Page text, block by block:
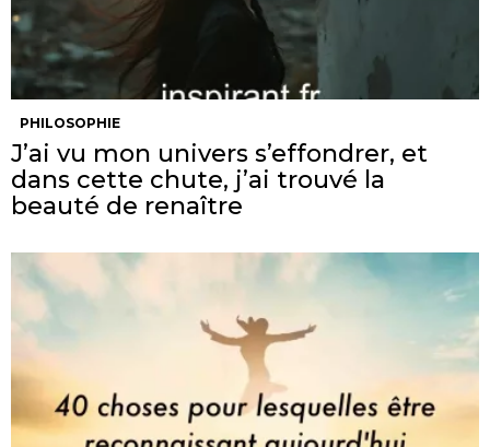
PHILOSOPHIE
J’ai vu mon univers s’effondrer, et
dans cette chute, j’ai trouvé la
beauté de renaître